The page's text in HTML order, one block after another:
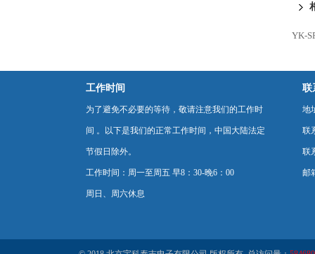
YK-
工作时间
为了避免不必要的等待，敬请注意我们的工作时
间 。以下是我们的正常工作时间，中国大陆法定
节假日除外。
工作时间：周一至周五 早8：30-晚6：00
周日、周六休息
联
地
联
联
邮